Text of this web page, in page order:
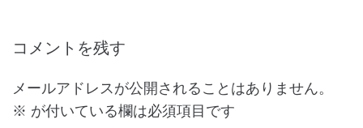
コメントを残す
メールアドレスが公開されることはありません。
※ が付いている欄は必須項目です